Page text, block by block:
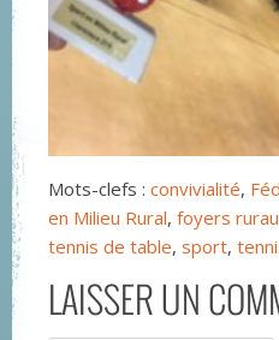
Mots-clefs : convivialité,
en Milieu Rural, foyers
tennis de table, sport,
LAISSER UN